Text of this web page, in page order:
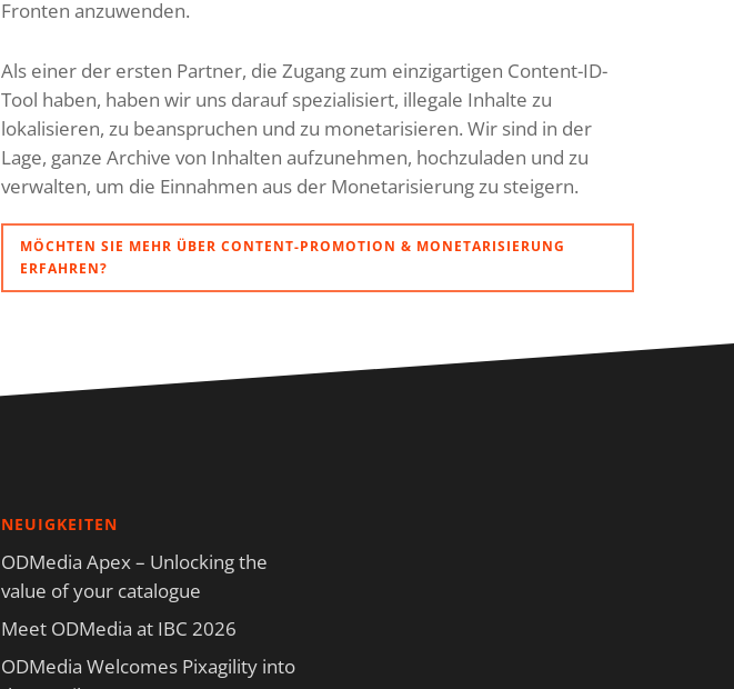
Fronten anzuwenden.
Als einer der ersten Partner, die Zugang zum einzigartigen Content-ID-
Tool haben, haben wir uns darauf spezialisiert, illegale Inhalte zu
lokalisieren, zu beanspruchen und zu monetarisieren. Wir sind in der
Lage, ganze Archive von Inhalten aufzunehmen, hochzuladen und zu
verwalten, um die Einnahmen aus der Monetarisierung zu steigern.
MÖCHTEN SIE MEHR ÜBER CONTENT-PROMOTION & MONETARISIERUNG
ERFAHREN?
NEUIGKEITEN
ODMedia Apex – Unlocking the
value of your catalogue
Meet ODMedia at IBC 2026
ODMedia Welcomes Pixagility into